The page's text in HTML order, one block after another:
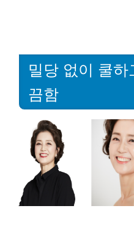
밀당 없이 쿨
끔함